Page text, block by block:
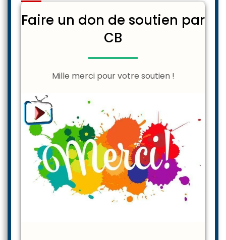
Faire un don de soutien par
CB
Mille merci pour votre soutien !